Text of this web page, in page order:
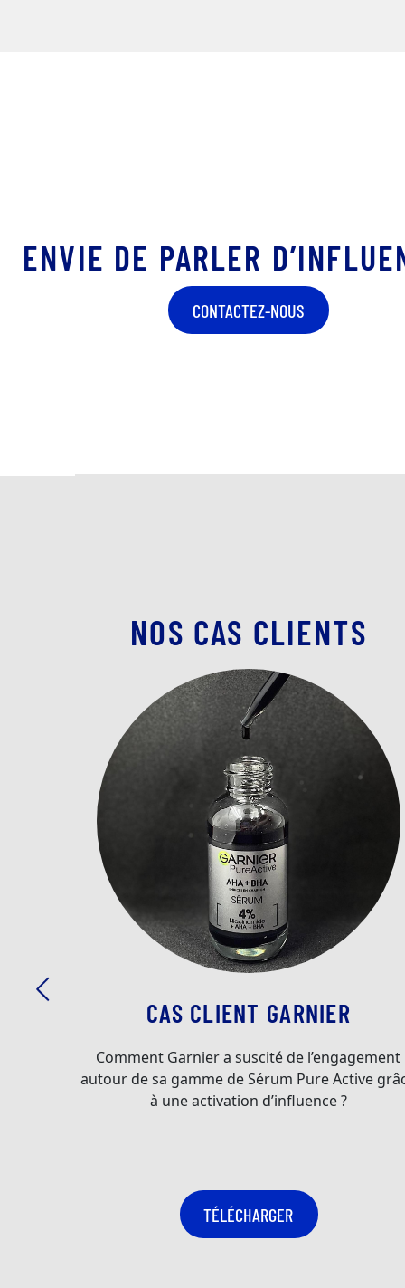
ENVIE DE PARLER
CONTACTEZ-NOUS
NOS CAS CLIENTS
CAS CLIENT GARNIER
Comment Garnier a suscité de l’engagement
autour de sa gamme de Sérum Pure Active
à une activation d’influence ?
TÉLÉCHARGER